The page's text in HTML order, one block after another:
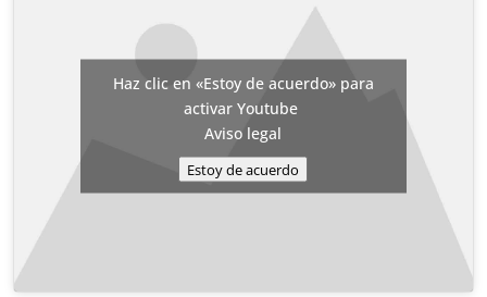
Haz clic en «Estoy de acuerdo» para
activar Youtube
Aviso legal
Estoy de acuerdo